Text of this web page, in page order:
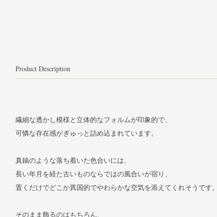
Product Description
繊細な透かし模様と立体的なフォルムが印象的で、
可憐な存在感がぎゅっと詰め込まれています。
真鍮のような落ち着いた色合いには、
長い年月を経た古いものならではの風合いが宿り、
置くだけでどこか異国的でやわらかな空気を添えてくれそうです
そのまま飾るのはもちろん、